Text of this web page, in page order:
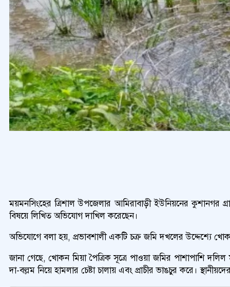
ময়মনসিংহের ত্রিশাল উপজেলার আমিরাবাড়ী ইউনিয়নের কুশানগর
বিষয়ে লিখিত অভিযোগ দাখিল করেছেন।
অভিযোগে বলা হয়, প্রভাবশালী একটি চক্র জমি দখলের উদ্দেশ্যে
জানা গেছে, খোকন মিয়া পৈত্রিক সূত্রে পাওয়া জমির পাশাপাশি
দা-বল্লম নিয়ে হামলার চেষ্টা চালায় এবং প্রাচীর ভাঙচুর করে।